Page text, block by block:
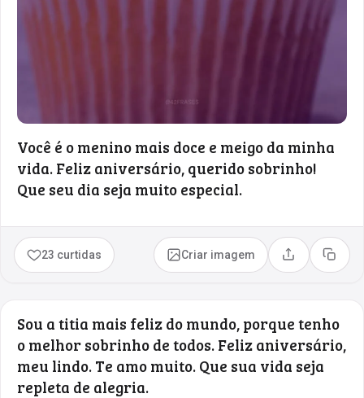
Você é o menino mais doce e meigo da minha
vida. Feliz aniversário, querido sobrinho!
Que seu dia seja muito especial.
23 curtidas Criar imagem Compartilhar
Copiar
Sou a titia mais feliz do mundo, porque tenho
o melhor sobrinho de todos. Feliz aniversário,
meu lindo. Te amo muito. Que sua vida seja
repleta de alegria.